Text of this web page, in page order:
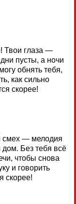
Твои глаза —
пусты, а ночи
обнять тебя,
как сильно
скорее!
смех — мелодия
Без тебя всё
чтобы снова
и говорить
скорее!